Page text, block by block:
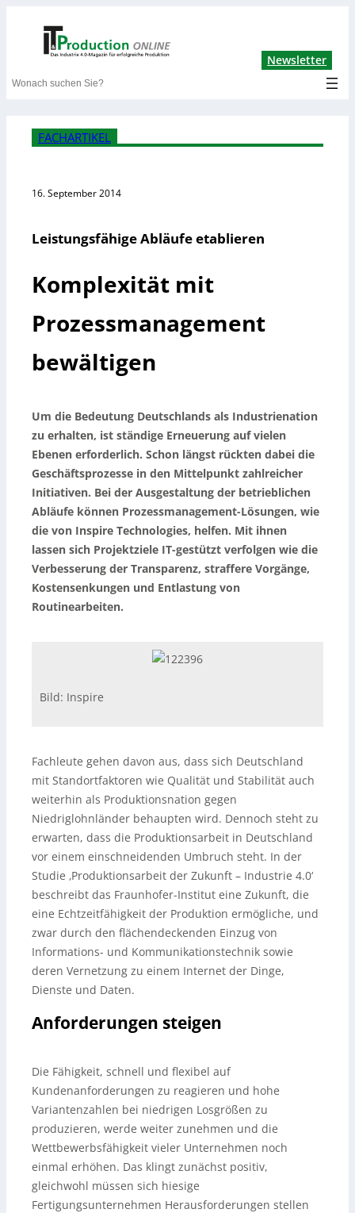
Newsletter
Search
FACHARTIKEL
16. September 2014
Leistungsfähige Abläufe etablieren
Komplexität mit
Prozessmanagement
bewältigen
Um die Bedeutung Deutschlands als Industrienation
zu erhalten, ist ständige Erneuerung auf vielen
Ebenen erforderlich. Schon längst rückten dabei die
Geschäftsprozesse in den Mittelpunkt zahlreicher
Initiativen. Bei der Ausgestaltung der betrieblichen
Abläufe können Prozessmanagement-Lösungen, wie
die von Inspire Technologies, helfen. Mit ihnen
lassen sich Projektziele IT-gestützt verfolgen wie die
Verbesserung der Transparenz, straffere Vorgänge,
Kostensenkungen und Entlastung von
Routinearbeiten.
Bild: Inspire
Fachleute gehen davon aus, dass sich Deutschland
mit Standortfaktoren wie Qualität und Stabilität auch
weiterhin als Produktionsnation gegen
Niedriglohnländer behaupten wird. Dennoch steht zu
erwarten, dass die Produktionsarbeit in Deutschland
vor einem einschneidenden Umbruch steht. In der
Studie ‚Produktionsarbeit der Zukunft – Industrie 4.0‘
beschreibt das Fraunhofer-Institut eine Zukunft, die
eine Echtzeitfähigkeit der Produktion ermögliche, und
zwar durch den flächendeckenden Einzug von
Informations- und Kommunikationstechnik sowie
deren Vernetzung zu einem Internet der Dinge,
Dienste und Daten.
Anforderungen steigen
Die Fähigkeit, schnell und flexibel auf
Kundenanforderungen zu reagieren und hohe
Variantenzahlen bei niedrigen Losgrößen zu
produzieren, werde weiter zunehmen und die
Wettbewerbsfähigkeit vieler Unternehmen noch
einmal erhöhen. Das klingt zunächst positiv,
gleichwohl müssen sich hiesige
Fertigungsunternehmen Herausforderungen stellen